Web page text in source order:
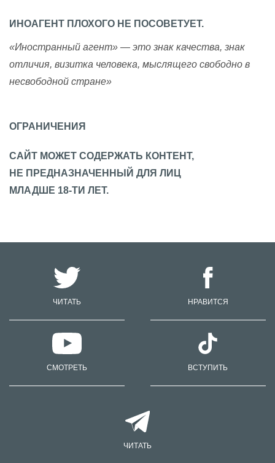
ИНОАГЕНТ ПЛОХОГО НЕ ПОСОВЕТУЕТ.
«Иностранный агент» — это знак качества, знак
отличия, визитка человека, мыслящего свободно в
несвободной стране»
ОГРАНИЧЕНИЯ
САЙТ МОЖЕТ СОДЕРЖАТЬ КОНТЕНТ,
НЕ ПРЕДНАЗНАЧЕННЫЙ ДЛЯ ЛИЦ
МЛАДШЕ 18-ТИ ЛЕТ.
ЧИТАТЬ НРАВИТСЯ
СМОТРЕТЬ ВСТУПИТЬ
ЧИТАТЬ